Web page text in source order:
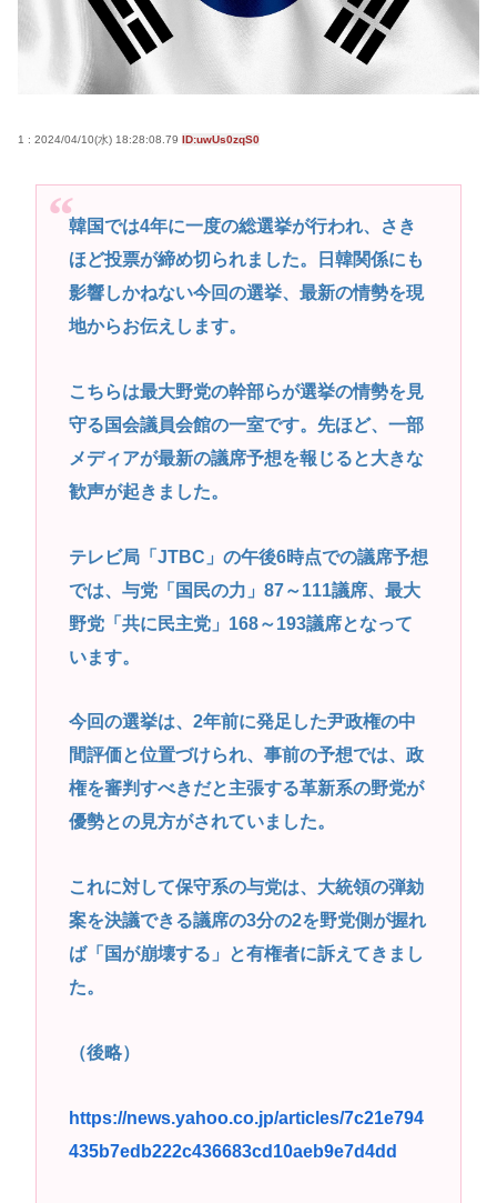
マーベルの新作格ゲー、俺ちゃんことデッドプール
(CV子安武人)が安定のやりたい放題で話題に
最近のJKってマジですぐヤレるな。頭おかしいんじ
サイン入りドラム・スティックをプレゼントw
若くて美人なママと親友の淫らな行為内容を毎回聞
かされる「女神の加護を受けしママのサーガ」3巻 今
ガチで “ママ” ブーム来てるよな
ポケカ資産が100万円超えた男の子www
まれるの？
中国のメスガキ、民度が終わりすぎてる
Powered by livedoor 相互RSS
1 : 2024/04/10(水) 18:28:08.79 ID:uwUs0zqS0
韓国では4年に一度の総選挙が行われ、さき
ほど投票が締め切られました。日韓関係にも
影響しかねない今回の選挙、最新の情勢を現
地からお伝えします。
こちらは最大野党の幹部らが選挙の情勢を見
守る国会議員会館の一室です。先ほど、一部
メディアが最新の議席予想を報じると大きな
歓声が起きました。
テレビ局「JTBC」の午後6時点での議席予想
では、与党「国民の力」87～111議席、最大
野党「共に民主党」168～193議席となって
います。
今回の選挙は、2年前に発足した尹政権の中
間評価と位置づけられ、事前の予想では、政
権を審判すべきだと主張する革新系の野党が
優勢との見方がされていました。
これに対して保守系の与党は、大統領の弾劾
案を決議できる議席の3分の2を野党側が握れ
ば「国が崩壊する」と有権者に訴えてきまし
た。
（後略）
https://news.yahoo.co.jp/articles/7c21e794
435b7edb222c436683cd10aeb9e7d4dd